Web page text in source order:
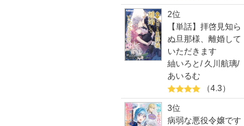
2位
【単話】拝啓見知ら
ぬ旦那様、離婚して
いただきます
紬いろと / 久川航璃/
あいるむ
（4.3）
3位
病弱な悪役令嬢です